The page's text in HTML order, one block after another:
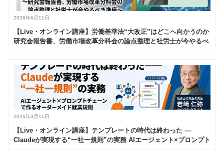
2026年6月11日
【Live・オンライン講座】労働基準法“大改正”はどこへ向かうのか
研究会報告書、労働市場改革分科会の論点整理と社労士が今やるべ
2026年3月11日
【Live・オンライン講座】テンプレートの時代は終わった —
Claudeが実現する“一社一規則”の実務 AIエージェント×プロンプト